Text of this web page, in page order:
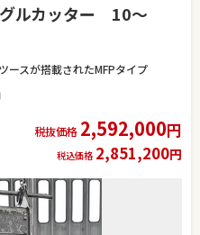
ルカッター 10～
ースが搭載されたMFPタイプ
税抜価格 2,592,000円
税込価格 2,851,200円